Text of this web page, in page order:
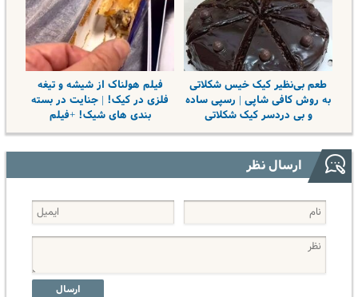
طعم بی‌نظیر کیک خیس شکلاتی
به روش کافی شاپی | رسپی ساده
و بی دردسر کیک شکلاتی
فیلم هولناک از شیشه و تیغه
فلزی در کیک! | جنایت در بسته
بندی های شیک! +فیلم
ارسال نظر
ارسال